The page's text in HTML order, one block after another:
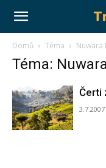
Travelmag.cz
Domů Téma Nuwara
Téma:
Čerti
3.7.2007